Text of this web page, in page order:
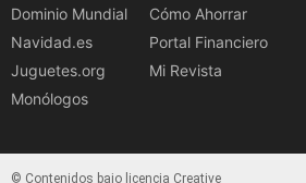
Dominio Mundial
Navidad.es
Juguetes.org
Monólogos
Cómo Ahorrar
Portal Financiero
Mi Revista
© Contenidos bajo licencia Creative